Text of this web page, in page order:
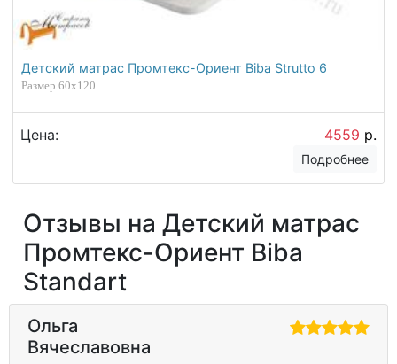
Детский матрас Промтекс-Ориент Biba Strutto 6
Размер 60х120
Цена: 4559 р.
Подробнее
Отзывы на Детский матрас
Промтекс-Ориент Biba
Standart
Ольга
Вячеславовна